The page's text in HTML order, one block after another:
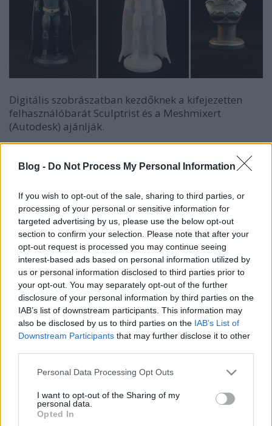
Blog - Do Not Process My Personal Information
If you wish to opt-out of the sale, sharing to third parties, or
processing of your personal or sensitive information for
targeted advertising by us, please use the below opt-out
section to confirm your selection. Please note that after your
opt-out request is processed you may continue seeing
interest-based ads based on personal information utilized by
us or personal information disclosed to third parties prior to
your opt-out. You may separately opt-out of the further
disclosure of your personal information by third parties on the
IAB’s list of downstream participants. This information may
also be disclosed by us to third parties on the IAB’s List of
Downstream Participants that may further disclose it to other
Please note that this website/app uses one or more Google
not limited to your visit or usage behaviour. You may click to
grant or deny consent to Google and its third-party tags to
use your data for below specified purposes in below Google
Personal Data Processing Opt Outs
I want to opt-out of the Sharing of my
personal data.
Opted In
Digitális szobrászatban kezdőknek a kifejezetten
felhasználóbarát Sculptrist és a Meshmixert
(Autodesk) ajánlják.
A profik által használt ZBrush ugyan kategóriája
legjobb programja, viszont kicsit komplikáltabb,
A Cinema4D, a MODO és a Blender rendelkezik
digitális szobrászat modulokkal, de nem ez az
alapfunkciójuk, másra fejlesztették őket, úgyhogy
kiegészítőkre lesz szükségünk.